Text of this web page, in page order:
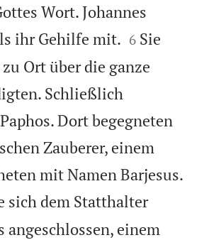
Wort. Johannes
ihr Gehilfe mit. 

6 Sie
Ort über die ganze
Schließlich
Dort begegneten
Zauberer, einem
mit Namen Barjesus.
sich dem Statthalter
angeschlossen, einem